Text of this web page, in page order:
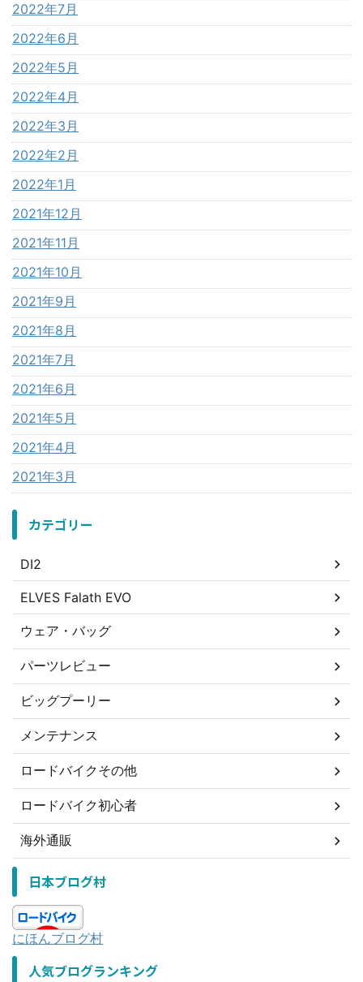
2022年7月
2022年6月
2022年5月
2022年4月
2022年3月
2022年2月
2022年1月
2021年12月
2021年11月
2021年10月
2021年9月
2021年8月
2021年7月
2021年6月
2021年5月
2021年4月
2021年3月
カテゴリー
DI2
ELVES Falath EVO
ウェア・バッグ
パーツレビュー
ビッグプーリー
メンテナンス
ロードバイクその他
ロードバイク初心者
海外通販
日本ブログ村
にほんブログ村
人気ブログランキング